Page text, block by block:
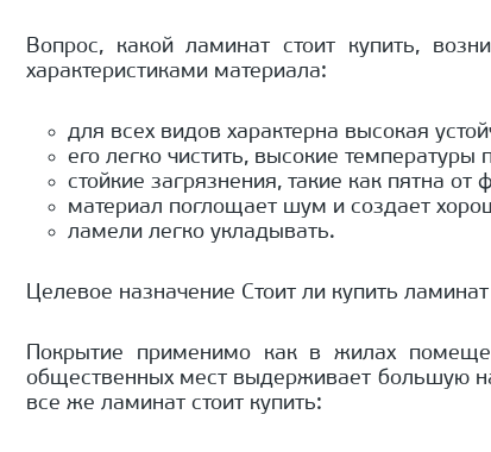
Вопрос, какой ламинат стоит купить,
характеристиками материала:
для всех видов характерна высокая
его легко чистить, высокие
стойкие загрязнения, такие как пятна
материал поглощает шум и создает
ламели легко укладывать.
Целевое назначение Стоит ли купить
Покрытие применимо как в жилах
общественных мест выдерживает большую
все же ламинат стоит купить: